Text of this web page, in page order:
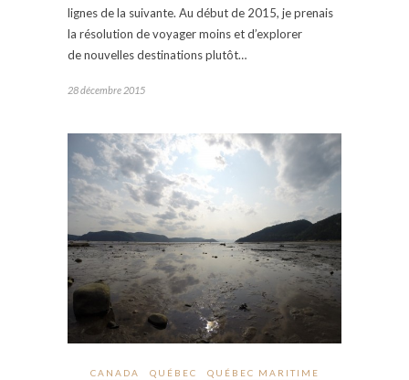
lignes de la suivante. Au début de 2015, je prenais
la résolution de voyager moins et d’explorer
de nouvelles destinations plutôt…
28 décembre 2015
CANADA QUÉBEC QUÉBEC MARITIME